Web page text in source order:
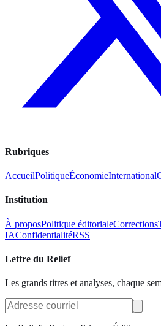
Rubriques
AccueilPolitiqueÉconomieInternational
Institution
À proposPolitique éditorialeCorrections
IAConfidentialitéRSS
Lettre du Relief
Les grands titres et analyses, chaque